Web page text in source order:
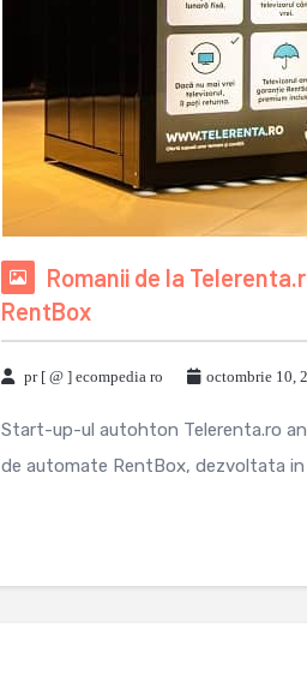
Romanii de la
RentBox
pr [ @ ] ecompedia ro octombrie 10,
Start-up-ul autohton Telerenta.ro
de automate RentBox, dezvoltata in